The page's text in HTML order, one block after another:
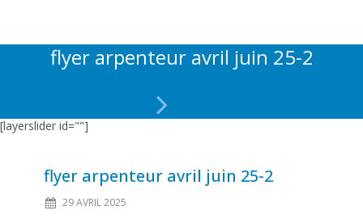
flyer arpenteur avril juin 25-2
[layerslider id=""]
flyer arpenteur avril juin 25-2
29 AVRIL 2025